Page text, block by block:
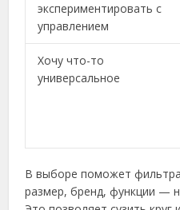
экспериментировать с
управлением
Хочу что-то
универсальное
В выборе поможет
размер, бренд, функции —